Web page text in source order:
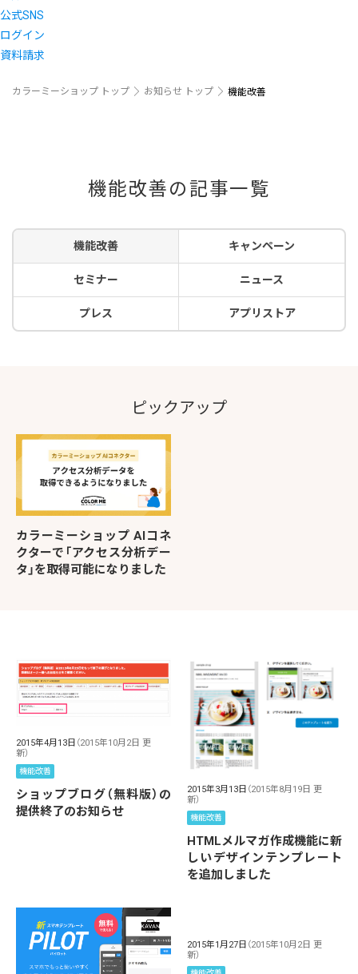
公式SNS
ログイン
資料請求
カラーミーショップ トップ お知らせ トップ 機能改善
機能改善の記事一覧
機能改善 キャンペーン
セミナー ニュース
プレス アプリストア
ピックアップ
カラーミーショップ AIコネ
クターで「アクセス分析デー
タ」を取得可能になりました
2015年4月13日 （2015年10月2日 更
新）
機能改善
ショップブログ（無料版）の
提供終了のお知らせ
2015年3月13日 （2015年8月19日 更
新）
機能改善
HTMLメルマガ作成機能に新
しいデザインテンプレート
を追加しました
2015年1月27日 （2015年10月2日 更
新）